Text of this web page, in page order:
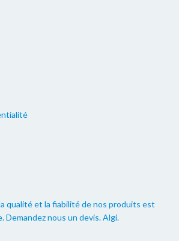
qualité et la fiabilité de nos produits est
Demandez nous un devis. Algi.